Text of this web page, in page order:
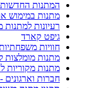
המתנות החדשות
מתנות במימוש
רעיונות למתנות
גיפט קארד
חוויות
מתנות מומלצות
מתנות מקוריות
חברות וארגונים